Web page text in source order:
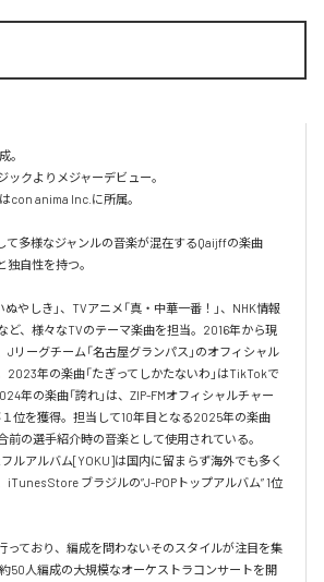
。
ックよりメジャーデビュー。
con anima Inc.に所属。
て多様なジャンルの音楽が混在するQaijffの楽曲
自性を持つ。
やしき」、TVアニメ「真・中華一番！」、NHK情報
ど、様々なTVのテーマ楽曲を担当。2016年から現
Jリーグチーム「名古屋グランパス」のオフィシャル
2023年の楽曲「たぎってしかたないわ」はTikTokで
年の楽曲「誇れ」は、ZIP-FMオフィシャルチャー
１位を獲得。担当して10年目となる2025年の楽曲
前の選手紹介時の音楽として使用されている。
ルアルバム[YOKU]は国内に留まらず海外でも多く
Store ブラジルの”J-POPトップアルバム” 1位
っており、編成を問わないそのスタイルが注目を集
50人編成の大規模なオーケストラコンサートを開